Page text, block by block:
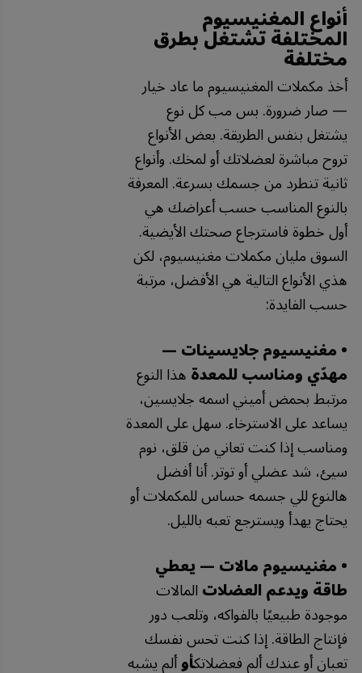
أنواع المغنيسيوم
المختلفة تشتغل بطرق
مختلفة
أخذ مكملات المغنيسيوم ما عاد خيار
— صار ضرورة. بس مب كل نوع
يشتغل بنفس الطريقة. بعض الأنواع
تروح مباشرة لعضلاتك أو لمخك. وأنواع
ثانية تنطرد من جسمك بسرعة. المعرفة
بالنوع المناسب حسب أعراضك هي
أول خطوة فاسترجاع صحتك الأيضية.
السوق مليان مكملات مغنيسيوم، لكن
هذي الأنواع التالية هي الأفضل، مرتبة
حسب الفايدة:
• مغنيسيوم جلايسينات —
مهدّي ومناسب للمعدةهذا النوع
مرتبط بحمض أميني اسمه جلايسين،
يساعد على الاسترخاء. سهل على المعدة
ومناسب إذا كنت تعاني من قلق، نوم
سيئ، شد عضلي أو توتر. أنا أفضل
هالنوع للي جسمه حساس للمكملات أو
يحتاج يهدأ ويسترجع تعبه بالليل.
• مغنيسيوم مالات — يعطي
طاقة ويدعم العضلاتالمالات
موجودة طبيعيًا بالفواكه، وتلعب دور
فإنتاج الطاقة. إذا كنت تحس نفسك
تعبان أو عندك ألم فعضلاتكأوألم يشبه